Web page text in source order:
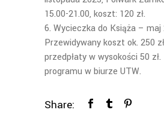
15.00-21.00, koszt: 120 zł.
Wycieczka do Książa – maj
Przewidywany koszt ok. 250
przedpłaty w wysokości 50
programu w biurze UTW.
Share: